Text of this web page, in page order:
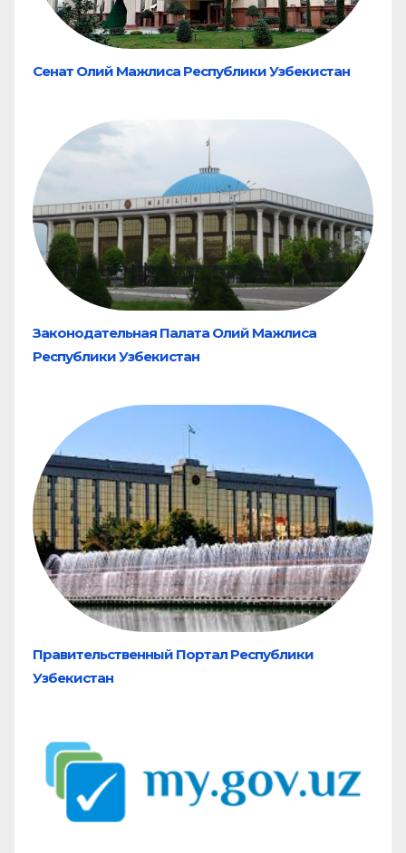
Сенат Олий Мажлиса Республики Узбекистан
Законодательная Палата Олий Мажлиса
Республики Узбекистан
Правительственный Портал Республики
Узбекистан